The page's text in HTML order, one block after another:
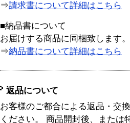
⇒請求書について詳細はこちら
■納品書について
お届けする商品に同梱致します。
⇒納品書について詳細はこちら
返品について
お客様のご都合による返品・交
ください。 商品開封後、または